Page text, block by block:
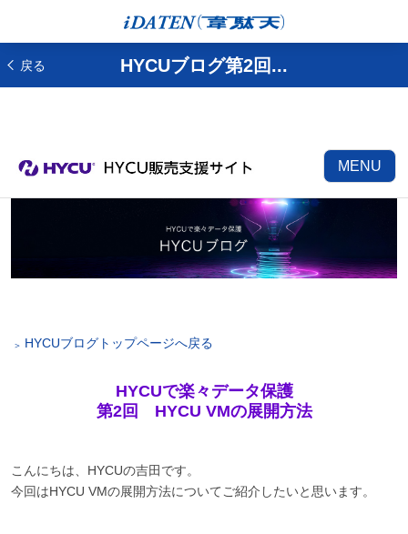
戻る HYCUブログ第2回...
MENU
HYCUブログトップページへ戻る
HYCUで楽々データ保護
第2回 HYCU VMの展開方法
こんにちは、HYCUの吉田です。
今回はHYCU VMの展開方法についてご紹介したいと思います。